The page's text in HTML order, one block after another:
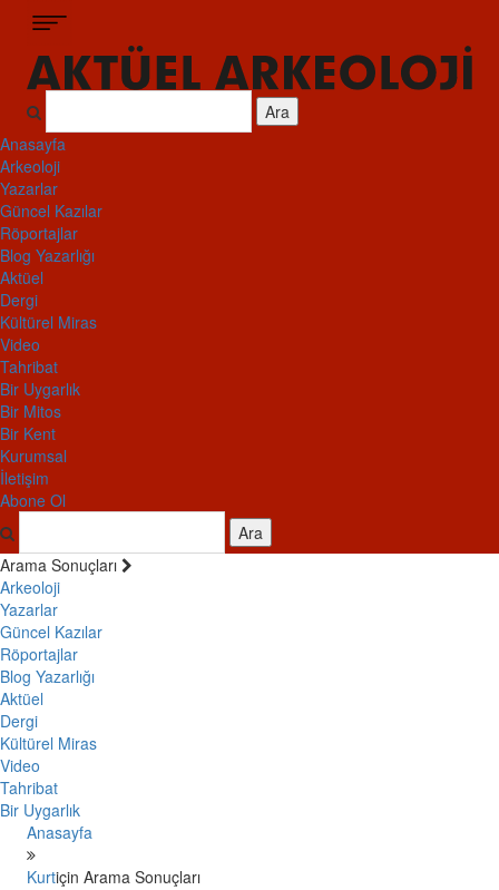
Ara
Anasayfa
Arkeoloji
Yazarlar
Güncel Kazılar
Röportajlar
Blog Yazarlığı
Aktüel
Dergi
Kültürel Miras
Video
Tahribat
Bir Uygarlık
Bir Mitos
Bir Kent
Kurumsal
İletişim
Abone Ol
Ara
Arama Sonuçları
Arkeoloji
Yazarlar
Güncel Kazılar
Röportajlar
Blog Yazarlığı
Aktüel
Dergi
Kültürel Miras
Video
Tahribat
Bir Uygarlık
Anasayfa
Kurtiçin Arama Sonuçları